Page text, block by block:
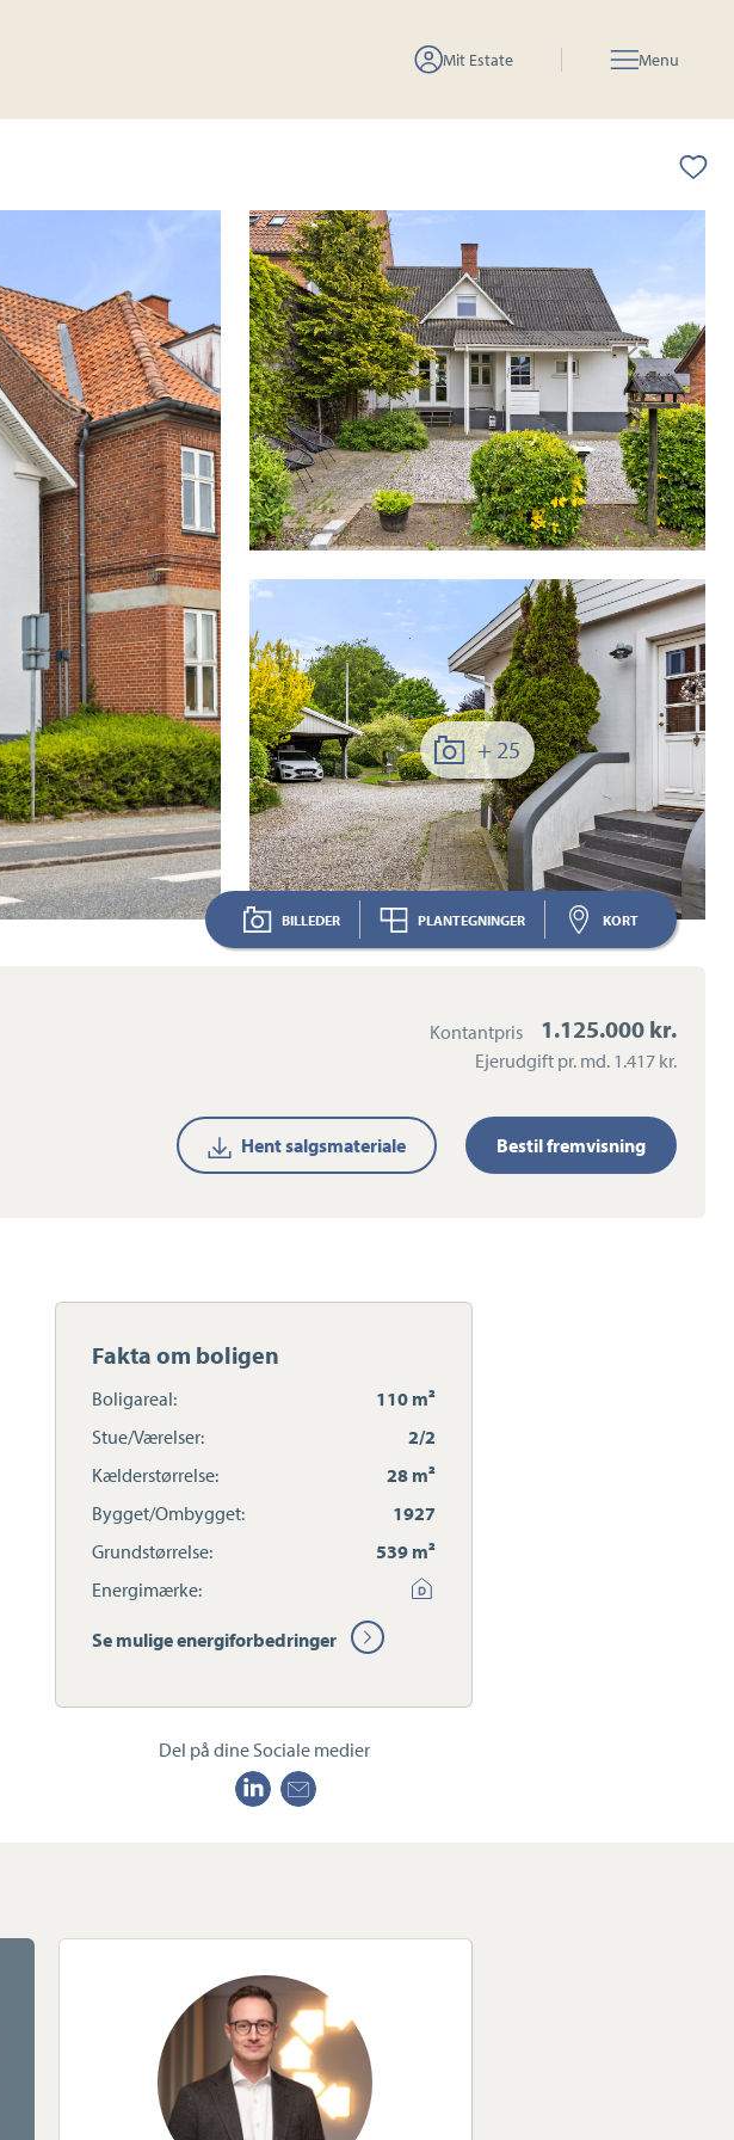
Mit Estate Menu
+ 25
BILLEDER PLANTEGNINGER KORT
Kontantpris 1.125.000 kr.
Ejerudgift pr. md. 1.417 kr.
Hent salgsmateriale Bestil fremvisning
Fakta om boligen
Boligareal:
110 m²
Stue/Værelser:
2/2
Kælderstørrelse:
28 m²
Bygget/Ombygget:
1927
Grundstørrelse:
539 m²
Energimærke:
Se mulige energiforbedringer
Del på dine Sociale medier